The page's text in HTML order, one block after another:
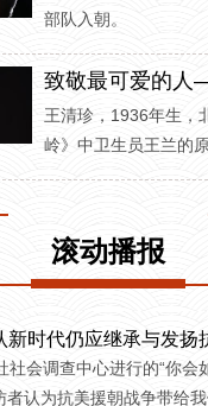
部队入朝。
致敬最可爱的
王清珍，1936年生，
岭》中卫生员王兰的原
滚动播报
新时代仍应继承与发扬
社会调查中心进行的“你会
者认为抗美援朝战争带给